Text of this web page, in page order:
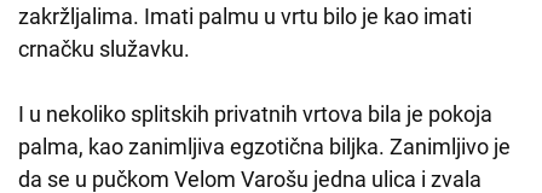
zakržljalima. Imati palmu u vrtu bilo je kao imati
crnačku služavku.
I u nekoliko splitskih privatnih vrtova bila je pokoja
palma, kao zanimljiva egzotična biljka. Zanimljivo je
da se u pučkom Velom Varošu jedna ulica i zvala